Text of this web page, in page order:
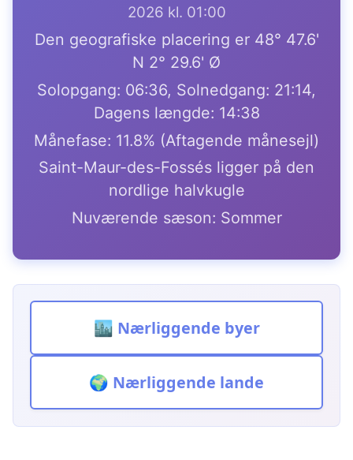
2026 kl. 01:00
Den geografiske placering er 48° 47.6'
N 2° 29.6' Ø
Solopgang: 06:36, Solnedgang: 21:14,
Dagens længde: 14:38
Månefase: 11.8% (Aftagende månesejl)
Saint-Maur-des-Fossés ligger på den
nordlige halvkugle
Nuværende sæson: Sommer
🏙️ Nærliggende byer
🌍 Nærliggende lande